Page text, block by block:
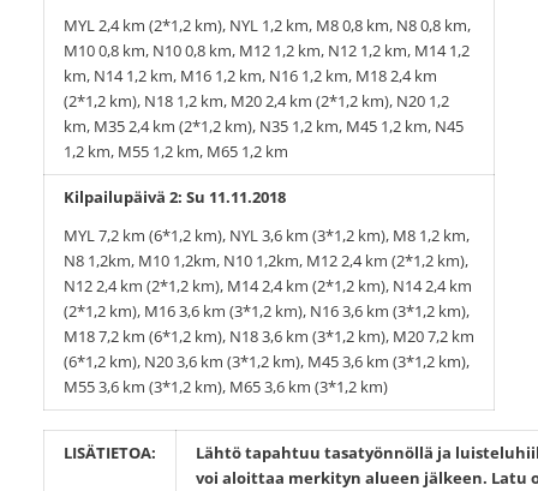
MYL 2,4 km (2*1,2 km), NYL 1,2 km, M8 0,8 km, N8 0,8 km,
M10 0,8 km, N10 0,8 km, M12 1,2 km, N12 1,2 km, M14 1,2
km, N14 1,2 km, M16 1,2 km, N16 1,2 km, M18 2,4 km
(2*1,2 km), N18 1,2 km, M20 2,4 km (2*1,2 km), N20 1,2
km, M35 2,4 km (2*1,2 km), N35 1,2 km, M45 1,2 km, N45
1,2 km, M55 1,2 km, M65 1,2 km
Kilpailupäivä 2: Su 11.11.2018
MYL 7,2 km (6*1,2 km), NYL 3,6 km (3*1,2 km), M8 1,2 km,
N8 1,2km, M10 1,2km, N10 1,2km, M12 2,4 km (2*1,2 km),
N12 2,4 km (2*1,2 km), M14 2,4 km (2*1,2 km), N14 2,4 km
(2*1,2 km), M16 3,6 km (3*1,2 km), N16 3,6 km (3*1,2 km),
M18 7,2 km (6*1,2 km), N18 3,6 km (3*1,2 km), M20 7,2 km
(6*1,2 km), N20 3,6 km (3*1,2 km), M45 3,6 km (3*1,2 km),
M55 3,6 km (3*1,2 km), M65 3,6 km (3*1,2 km)
LISÄTIETOA:
Lähtö tapahtuu tasatyönnöllä ja
voi aloittaa merkityn alueen jälkeen. Latu